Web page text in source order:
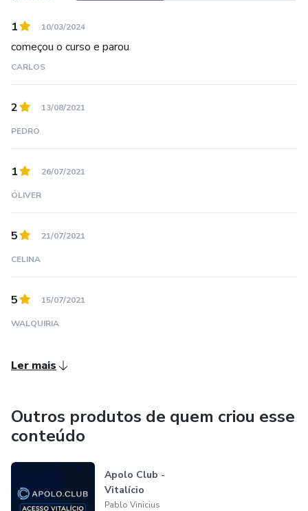
1 10/03/2024
começou o curso e parou
CARLOS
2 13/08/2021
PEDRO
1 26/07/2021
ÓLIVER
5 21/07/2021
CELINA
5 15/07/2021
WALQUIRIA
Ler mais
Outros produtos de quem criou esse
conteúdo
Apolo Club -
Vitalício
Pablo Vinicius